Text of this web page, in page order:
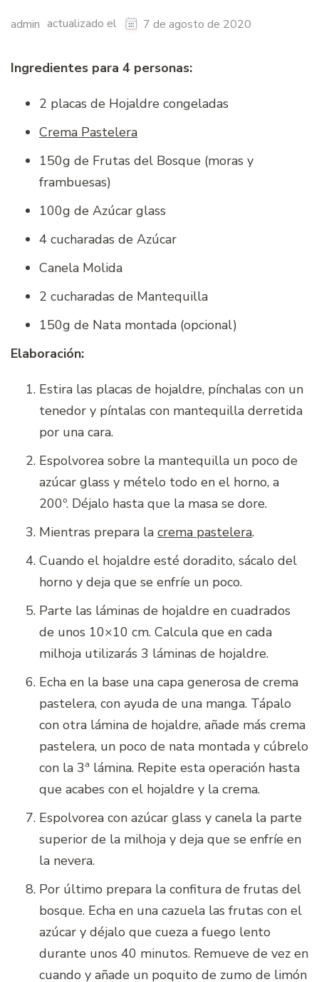
admin actualizado el 7 de agosto de 2020
Ingredientes para 4 personas:
2 placas de Hojaldre congeladas
Crema Pastelera
150g de Frutas del Bosque (moras y
frambuesas)
100g de Azúcar glass
4 cucharadas de Azúcar
Canela Molida
2 cucharadas de Mantequilla
150g de Nata montada (opcional)
Elaboración:
Estira las placas de hojaldre, pínchalas con un
tenedor y píntalas con mantequilla derretida
por una cara.
Espolvorea sobre la mantequilla un poco de
azúcar glass y mételo todo en el horno, a
200º. Déjalo hasta que la masa se dore.
Mientras prepara la crema pastelera.
Cuando el hojaldre esté doradito, sácalo del
horno y deja que se enfríe un poco.
Parte las láminas de hojaldre en cuadrados
de unos 10×10 cm. Calcula que en cada
milhoja utilizarás 3 láminas de hojaldre.
Echa en la base una capa generosa de crema
pastelera, con ayuda de una manga. Tápalo
con otra lámina de hojaldre, añade más crema
pastelera, un poco de nata montada y cúbrelo
con la 3ª lámina. Repite esta operación hasta
que acabes con el hojaldre y la crema.
Espolvorea con azúcar glass y canela la parte
superior de la milhoja y deja que se enfríe en
la nevera.
Por último prepara la confitura de frutas del
bosque. Echa en una cazuela las frutas con el
azúcar y déjalo que cueza a fuego lento
durante unos 40 minutos. Remueve de vez en
cuando y añade un poquito de zumo de limón